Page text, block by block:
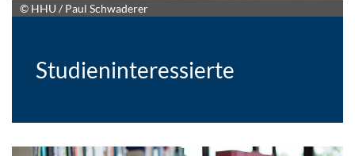
© HHU / Paul Schwaderer
Studieninteressierte